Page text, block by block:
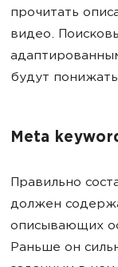
прочитать
видео.
будут понижать
Meta
Правильно
должен
описывающих
Раньше он